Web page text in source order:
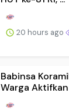
20 hours ago
Babinsa
Warga Aktifkan